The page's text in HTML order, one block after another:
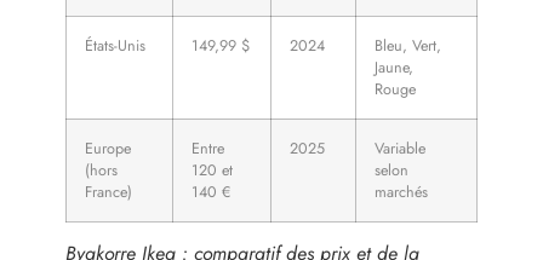
États-Unis 149,99 $ 2024
Bleu, Vert,
Jaune,
Rouge
Europe
(hors
France)
Entre
120 et
140 €
2025
Variable
selon
marchés
Byakorre Ikea : comparatif des prix et de la